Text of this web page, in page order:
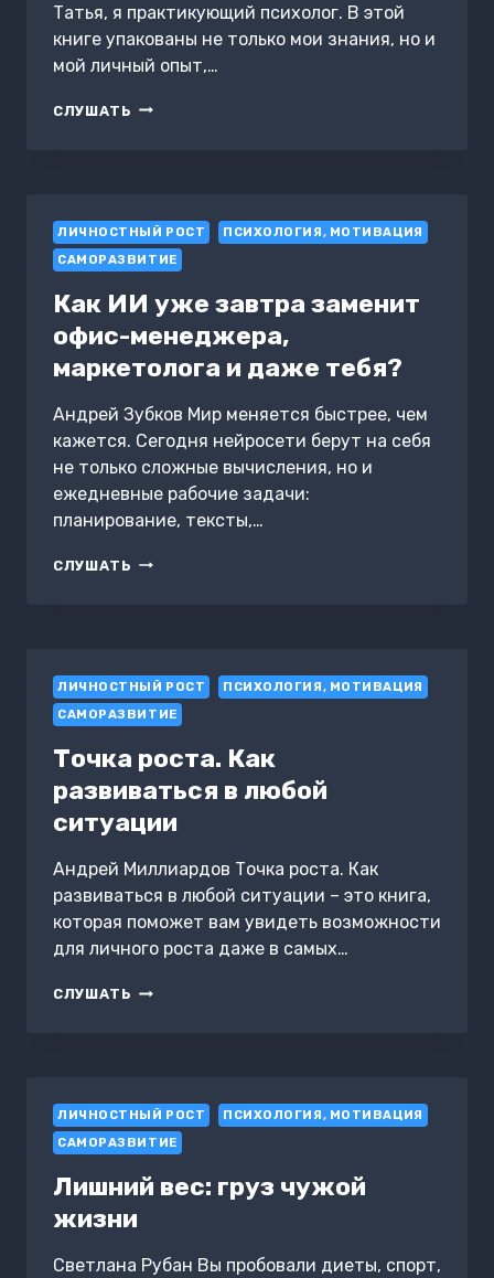
Татья, я практикующий психолог. В этой
книге упакованы не только мои знания, но и
мой личный опыт,…
СЛУШАТЬ КАК
ЛИЧНОСТНЫЙ РОСТ
ПСИХОЛОГИЯ, МОТИВАЦИЯ
САМОРАЗВИТИЕ
Как ИИ уже завтра заменит
офис-менеджера,
маркетолога и даже тебя?
Андрей Зубков Мир меняется быстрее, чем
кажется. Сегодня нейросети берут на себя
не только сложные вычисления, но и
ежедневные рабочие задачи:
планирование, тексты,…
СЛУШАТЬ КАК
МЕНЕДЖЕРА,
МАРКЕТОЛОГА
И
ДАЖЕ
ТЕБЯ?
ЛИЧНОСТНЫЙ РОСТ
ПСИХОЛОГИЯ, МОТИВАЦИЯ
САМОРАЗВИТИЕ
Точка роста. Как
развиваться в любой
ситуации
Андрей Миллиардов Точка роста. Как
развиваться в любой ситуации – это книга,
которая поможет вам увидеть возможности
для личного роста даже в самых…
СЛУШАТЬ ТОЧКА
СИТУАЦИИ
ЛИЧНОСТНЫЙ РОСТ
ПСИХОЛОГИЯ, МОТИВАЦИЯ
САМОРАЗВИТИЕ
Лишний вес: груз чужой
жизни
Светлана Рубан Вы пробовали диеты, спорт,